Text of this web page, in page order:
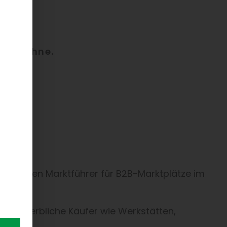
Bühne.
Marktführer für B2B-Marktplätze im
gewerbliche Käufer wie Werkstätten,